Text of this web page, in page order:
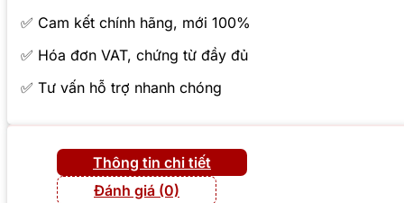
✅ Cam kết chính hãng, mới 100%
✅ Hóa đơn VAT, chứng từ đầy đủ
✅ Tư vấn hỗ trợ nhanh chóng
Thông tin chi tiết
Đánh giá (0)